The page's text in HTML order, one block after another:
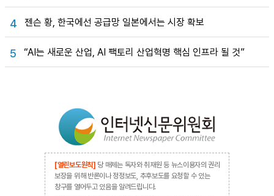
4 젠슨 황, 한국에선 공급망 일본에서는 시장 확보
5 “AI는 새로운 산업, AI 팩토리 산업혁명 핵심 인프라 될 것”
[열린보도원칙] 당 매체는 독자와 취재원 등 뉴스이용자의 권리
보장을 위해 반론이나 정정보도, 추후보도를 요청할 수 있는
창구를 열어두고 있음을 알려드립니다.